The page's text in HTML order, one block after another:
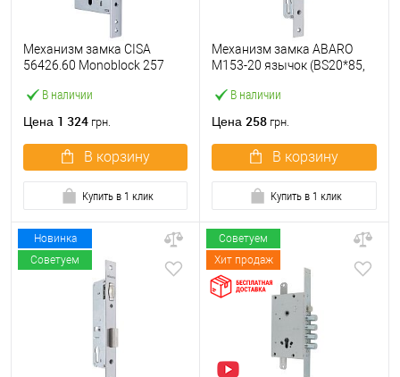
В наличии
Механизм замка CISA
56426.60 Monoblock 257
Цена 1 324 грн.
В корзину
Купить в 1 клик
В наличии
Механизм замка ABARO
M153-20 язычок (BS20*85,
Цена 258 грн.
В корзину
Купить в 1 клик
Новинка
Советуем
Советуем
Хит продаж